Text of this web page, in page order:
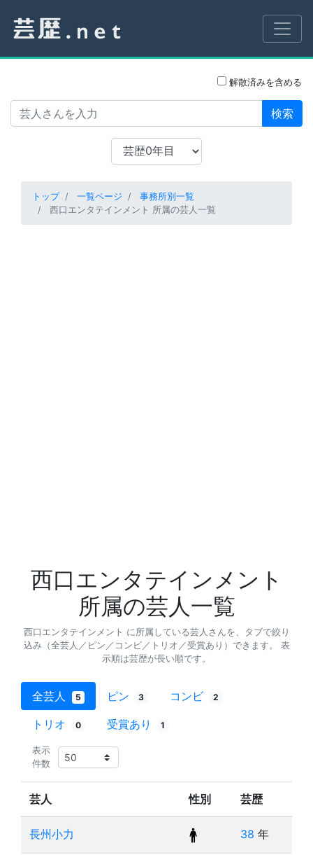
解散済みを含める
検索
トップ 一覧ページ
事務所別一覧
西口エンタテインメント 所属の芸人一覧
西口エンタテインメント
所属の芸人一覧
西口エンタテインメント に所属している芸人さんを、タブで絞り
込み（全芸人／ピン／コンビ／トリオ／受賞あり）できます。 表
示順は芸歴が長い順です。
全芸人 5 ピン 3 コンビ 2
トリオ 0 受賞あり 1
表示
件数
芸人 性別 芸歴
長州小力 38 年